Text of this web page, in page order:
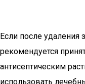
Если после удаления
рекомендуется
антисептическим
использовать